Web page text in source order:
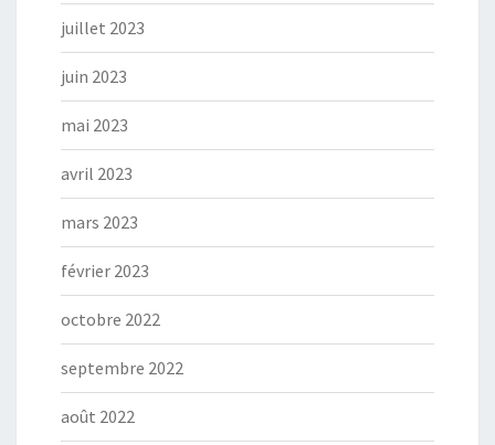
juillet 2023
juin 2023
mai 2023
avril 2023
mars 2023
février 2023
octobre 2022
septembre 2022
août 2022